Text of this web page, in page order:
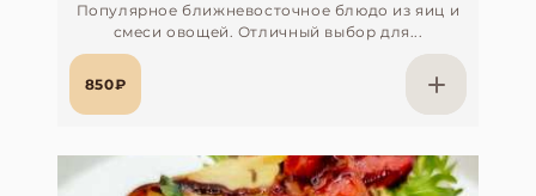
Популярное ближневосточное блюдо из яиц и
смеси овощей. Отличный выбор для...
850₽